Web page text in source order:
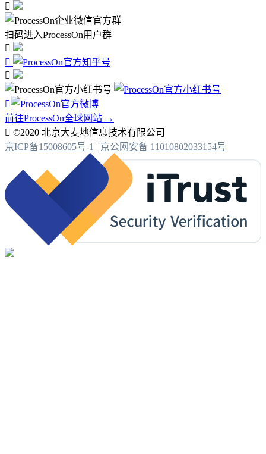

扫码进入ProcessOn用户群




前往ProcessOn全球网站 →
 ©2020 北京大麦地信息技术有限公司
京ICP备15008605号-1 | 京公网安备 11010802033154号